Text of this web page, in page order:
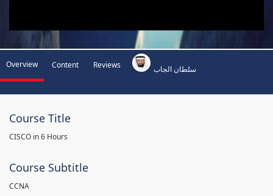
Overview Content Reviews سلطان الجاب
Course Title
CISCO in 6 Hours
Course Subtitle
CCNA